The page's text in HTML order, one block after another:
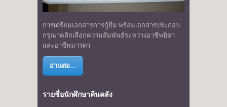
การเตรียมเอกสารการกู้ยืม พร้อมเอกสารประกอบ
กรุณาคลิกเลือกความสัมพันธ์ระหว่างอาชีพบิดา
และอาชีพมารดา
อ่านต่อ...
รายชื่อนักศึกษาคืนคลัง